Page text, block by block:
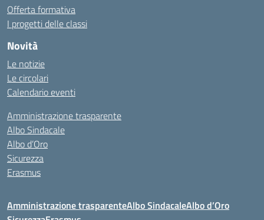
Offerta formativa
I progetti delle classi
Novità
Le notizie
Le circolari
Calendario eventi
Amministrazione trasparente
Albo Sindacale
Albo d’Oro
Sicurezza
Erasmus
Amministrazione trasparenteAlbo SindacaleAlbo d’Oro